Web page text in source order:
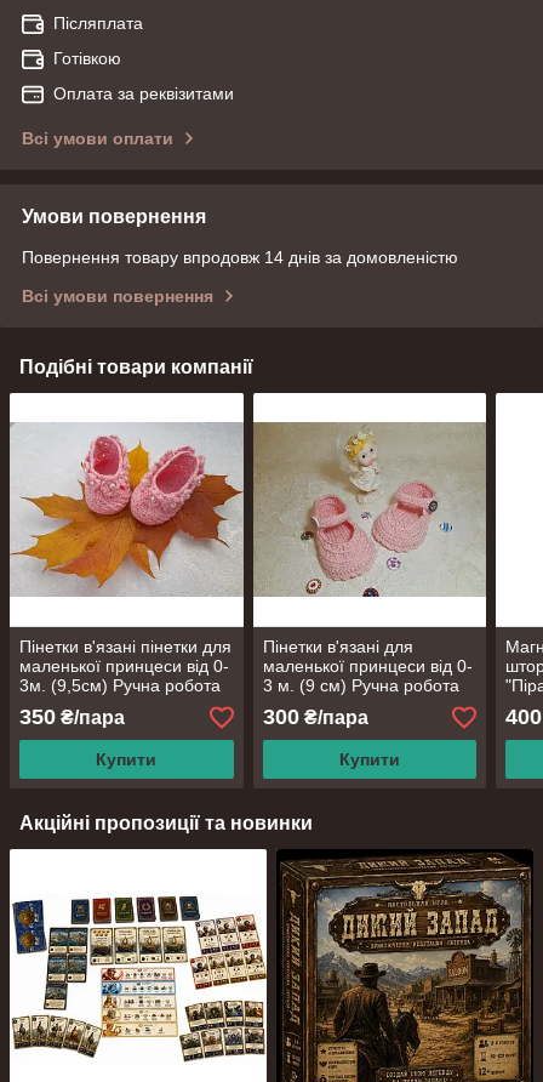
Післяплата
Готівкою
Оплата за реквізитами
Всі умови оплати
Умови повернення
Повернення товару впродовж 14 днів за домовленістю
Всі умови повернення
Подібні товари компанії
Пінетки в'язані пінетки для
маленької принцеси від 0-
3м. (9,5см) Ручна робота
350 ₴/пара
Купити
Пінетки в'язані для
маленької принцеси від 0-
3 м. (9 см) Ручна робота
300₴/пара
Купити
400
Акційні пропозиції та новинки